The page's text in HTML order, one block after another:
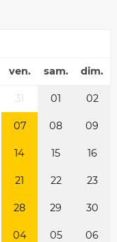
ven. sam. dim.
31 01 02
07 08 09
14 15 16
21 22 23
28 29 30
04 05 06